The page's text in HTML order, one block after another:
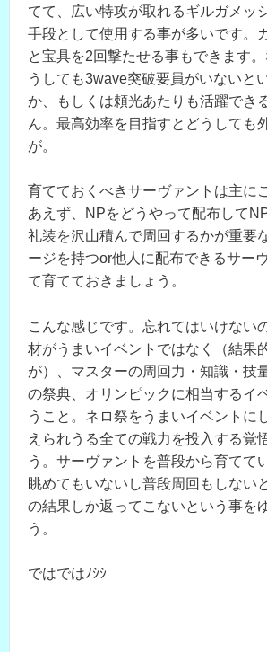
てて、広い特攻が取れるギルガメッ
手段として使用する事が多いです。
と宝具を2回撃たせる事もできます
うしても3wave突破要員がいないと
か、もしくは頼光あたりも活躍でき
ん。最高効率を目指すとどうしても
が。
育てておくべきサーヴァントは主に
あえず、NPをどうやって配布して
礼装を沢山積んで周回するかが重要
ージを持つor他人に配布できるサー
て育てておきましょう。
こんな感じです。忘れてはいけない
材がうまいイベントではなく（結果
が）、マスターの周回力・知識・技
の祭典、オリンピックに相当するイ
うこと。ネロ祭をうまいイベントに
えられうる全ての戦力を投入する覚
う。サーヴァントを普段から育てて
眺めてもいないし普段周回もしない
の結果しか返ってこないという事を
う。
ではではﾉｼｼ